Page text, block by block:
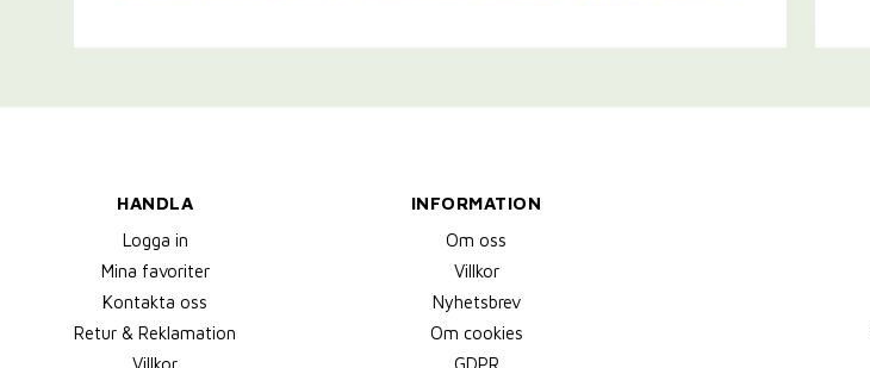
HANDLA
Logga in
Mina favoriter
Kontakta oss
Retur & Reklamation
INFORMATION
Om oss
Villkor
Nyhetsbrev
Om cookies